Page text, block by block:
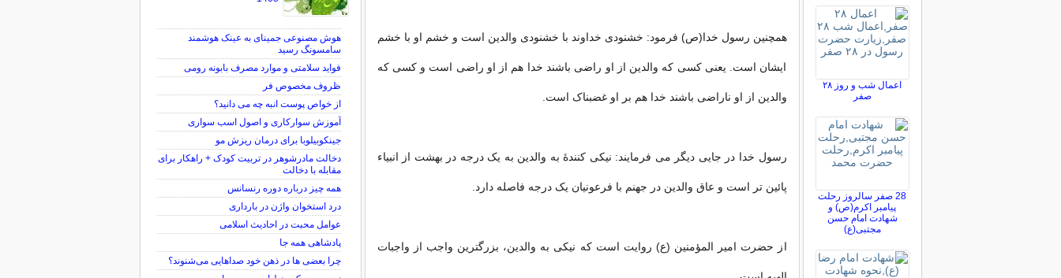
همچنین رسول خدا(ص) فرمود: خشنودى خداوند با خشنودى والدین است و خشم او با خشم
ایشان است. یعنى کسى که والدین از او راضى باشند خدا هم از او راضى است و کسى که
والدین از او ناراضى باشند خدا هم بر او غضبناک است.
رسول خدا در جایی دیگر می فرمایند: نیکى کنندۀ به والدین به یک درجه در بهشت از انبیاء
پائین تر است و عاق والدین در جهنم با فرعونیان یک درجه فاصله دارد.
از حضرت امیر المؤمنین (ع) روایت است که نیکى به والدین، بزرگترین واجب از واجبات
اعمال شب و روز ۲۸
صفر
28 صفر سالروز رحلت
پیامبر اکرم(ص) و
شهادت امام حسن
مجتبی(ع)
هوش مصنوعی جمینای به عینک هوشمند
سامسونگ رسید
فواید سلامتی و موارد مصرف بابونه رومی
ظروف مخصوص فر
از خواص پوست انبه چه می دانید؟
آموزش سوارکاری و اصول اسب سواری
جینکوبیلوبا برای درمان ریزش مو
دخالت مادرشوهر در تربیت کودک + راهکار برای
مقابله با دخالت
همه چیز درباره دوره رنسانس
درد استخوان واژن در بارداری
عوامل محبت در احادیث اسلامى
پادشاهی همه جا
چرا بعضی ها در ذهن خود صداهایی می‌شنوند؟